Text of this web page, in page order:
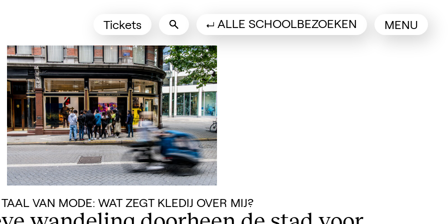
Tickets(Opens in a new tab) MENU
ALLE SCHOOLBEZOEKEN
VAN MODE: WAT ZEGT KLEDIJ OVER MIJ?